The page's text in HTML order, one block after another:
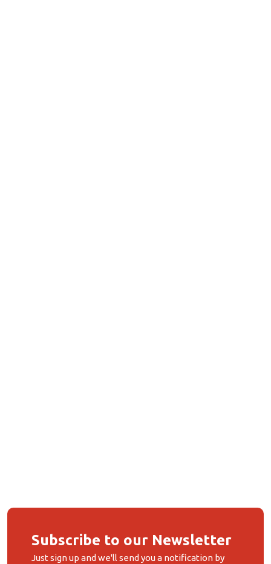
Subscribe to our Newsletter
Just sign up and we'll send you a notification by